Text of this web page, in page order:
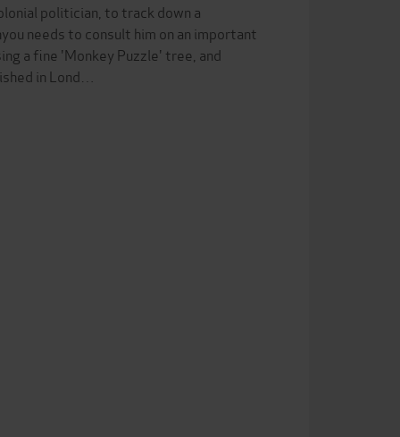
politician, to track down a
needs to consult him on an important
a fine 'Monkey Puzzle' tree, and
in Lond…